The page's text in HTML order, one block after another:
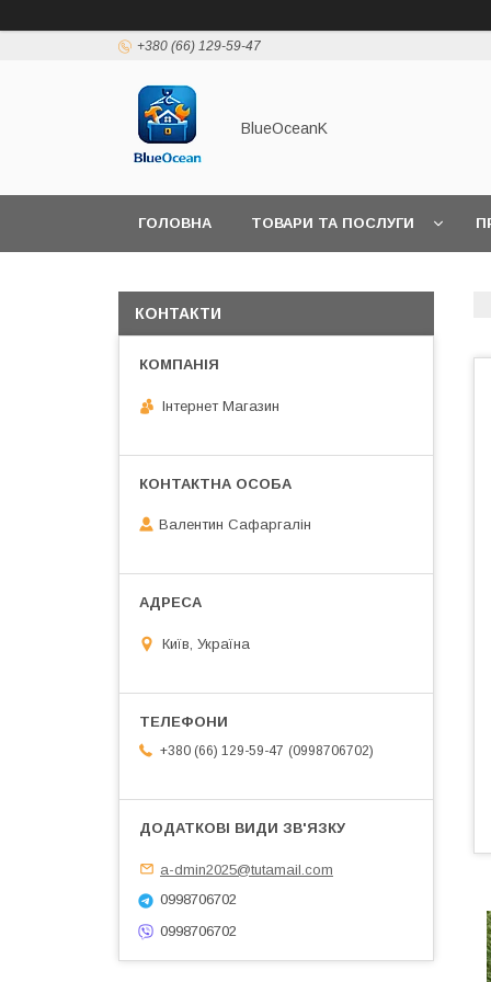
+380 (66) 129-59-47
BlueOceanK
ГОЛОВНА ТОВАРИ ТА ПОСЛУГИ
КОНТАКТИ
Інтернет Магазин
Валентин Сафаргалін
Київ, Україна
+380 (66) 129-59-47 0998706702
a-dmin2025@tutamail.com
0998706702
0998706702